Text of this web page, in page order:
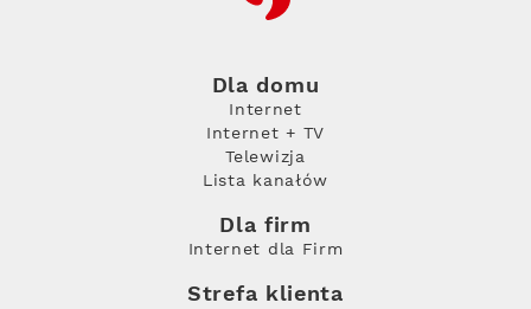
Dla domu
Internet
Internet + TV
Telewizja
Lista kanałów
Dla firm
Internet dla Firm
Strefa klienta